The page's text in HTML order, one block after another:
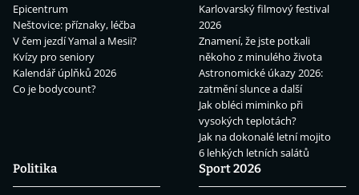
Epicentrum
Neštovice: příznaky, léčba
V čem jezdí Yamal a Mesii?
Kvízy pro seniory
Kalendář úplňků 2026
Co je bodycount?
Karlovarský filmový festival
2026
Znamení, že jste potkali
někoho z minulého života
Astronomické úkazy 2026:
zatmění slunce a další
Jak obléci miminko při
vysokých teplotách?
Jak na dokonalé letní mojito
6 lehkých letních salátů
Politika
Sport 2026